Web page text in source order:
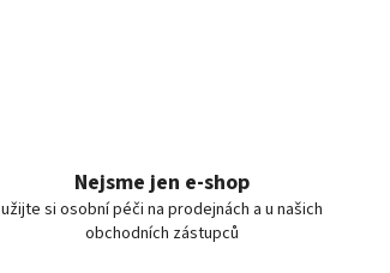
Nejsme jen e-shop
užijte si osobní péči na prodejnách a u našich
obchodních zástupců